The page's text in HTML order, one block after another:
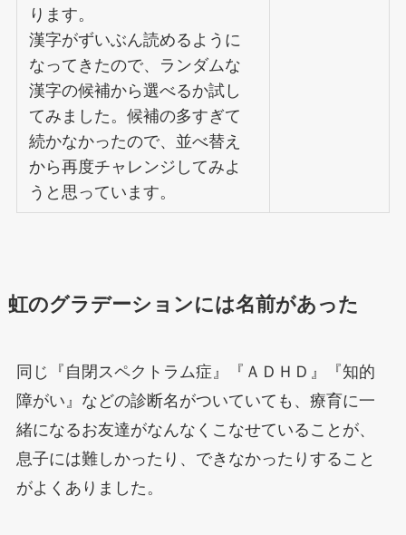
ります。
漢字がずいぶん読めるように
なってきたので、ランダムな
漢字の候補から選べるか試し
てみました。候補の多すぎて
続かなかったので、並べ替え
から再度チャレンジしてみよ
うと思っています。
虹のグラデーションには名前があった
同じ『自閉スペクトラム症』『ＡＤＨＤ』『知的
障がい』などの診断名がついていても、療育に一
緒になるお友達がなんなくこなせていることが、
息子には難しかったり、できなかったりすること
がよくありました。